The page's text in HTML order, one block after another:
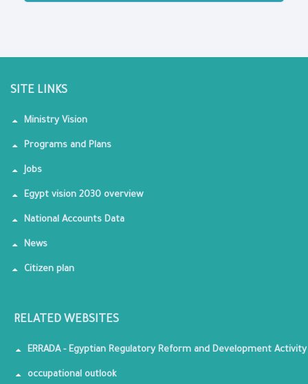
SITE LINKS
Ministry Vision
Programs and Plans
Jobs
Egypt vision 2030 overview
National Accounts Data
News
Citizen plan
RELATED WEBSITES
ERRADA - Egyptian Regulatory Reform and Development Activity
occupational outlook